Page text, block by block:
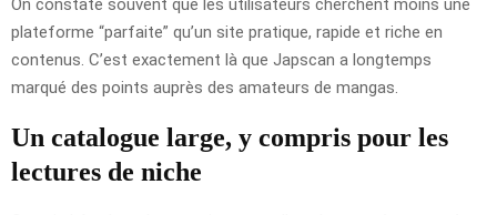
plateforme “parfaite” qu’un site pratique, rapide et riche en
contenus. C’est exactement là que Japscan a longtemps
marqué des points auprès des amateurs de mangas.
Un catalogue large, y compris pour les
lectures de niche